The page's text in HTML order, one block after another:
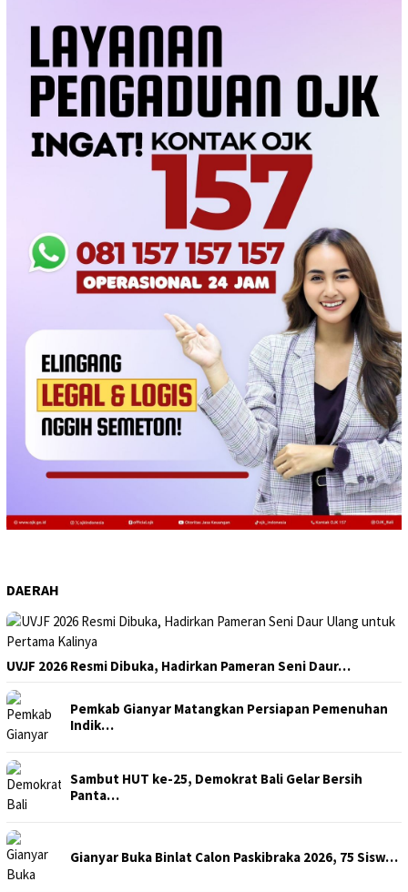
DAERAH
UVJF 2026 Resmi Dibuka, Hadirkan Pameran Seni Daur…
Pemkab Gianyar Matangkan Persiapan Pemenuhan
Indik…
Sambut HUT ke-25, Demokrat Bali Gelar Bersih
Panta…
Gianyar Buka Binlat Calon Paskibraka 2026, 75 Sisw…